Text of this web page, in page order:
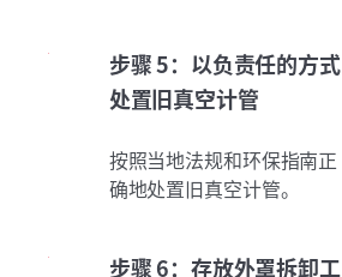
步骤 5：以负责任的方式
处置旧真空计管
按照当地法规和环保指南正
确地处置旧真空计管。
步骤 6：存放外罩拆卸工